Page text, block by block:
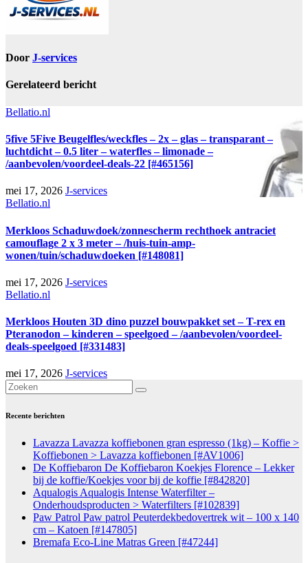
Door J-services
Gerelateerd bericht
Bellatio.nl
5five 5Five Beugelfles/weckfles – 2x – glas – transparant –
luchtdicht – 0.5 liter – waterfles – limonade –
/aanbevolen/voordeel-deals-22 [#465156]
mei 17, 2026 J-services
Bellatio.nl
Merkloos Schaduwdoek/zonnescherm rechthoek antraciet
camouflage 2 x 3 meter – /huis-tuin-amp-
wonen/tuin/schaduwdoeken [#148081]
mei 17, 2026 J-services
Bellatio.nl
Merkloos Houten 3D dino puzzel bouwpakket set – T-rex en
Pteranodon – kinderen – speelgoed – /aanbevolen/voordeel-
deals-speelgoed [#331483]
mei 17, 2026 J-services
Recente berichten
Lavazza Lavazza koffiebonen gran espresso (1kg) – Koffie >
Koffiebonen > Lavazza koffiebonen [#AV1006]
De Koffiebaron De Koffiebaron Koekjes Florence – Lekker
bij de koffie/Koekjes voor bij de koffie [#842820]
Aqualogis Aqualogis Intense Waterfilter –
Onderhoudsproducten > Waterfilters [#102839]
Paw Patrol Paw patrol Peuterdekbedovertrek wit – 100 x 140
cm – Katoen [#147805]
Bremafa Eco-Line Matras Green [#47244]